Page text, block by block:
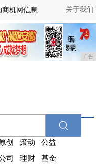
关于我们
机网信息
广告
原创 滚动
公益
司 理财
基金